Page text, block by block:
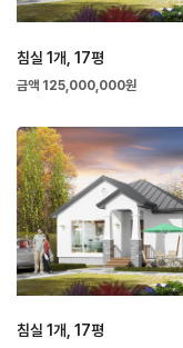
침실 1개, 17평
금액 125,000,000원
침실 1개, 17평